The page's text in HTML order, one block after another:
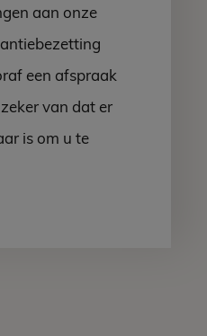
aan onze
een afspraak
van dat er
is om u te